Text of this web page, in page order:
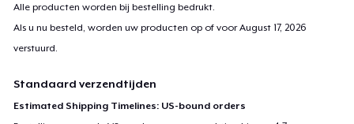
Alle producten worden bij bestelling bedrukt.
Als u nu besteld, worden uw producten op of voorAugust 17, 2026
verstuurd.
Standaard verzendtijden
Estimated Shipping Timelines: US-bound orders